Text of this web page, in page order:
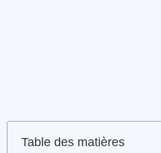
Table des matières